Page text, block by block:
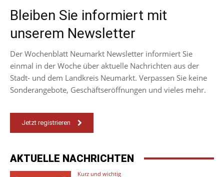
Bleiben Sie informiert mit
unserem Newsletter
Der Wochenblatt Neumarkt Newsletter informiert Sie
einmal in der Woche über aktuelle Nachrichten aus der
Stadt- und dem Landkreis Neumarkt. Verpassen Sie keine
Sonderangebote, Geschäftseröffnungen und vieles mehr.
Jetzt registrieren
AKTUELLE NACHRICHTEN
Kurz und wichtig